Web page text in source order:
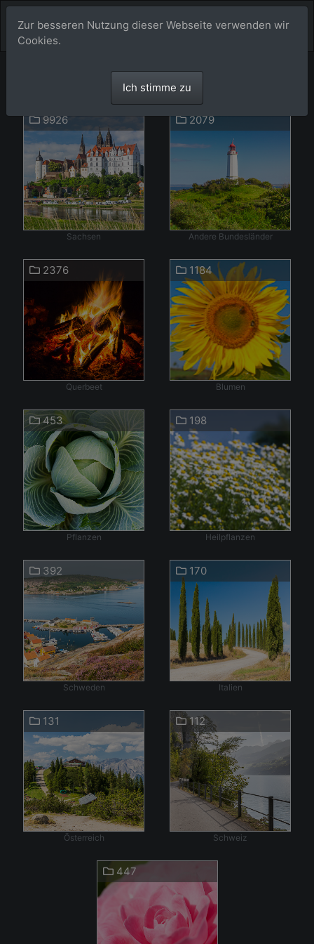
9926
Sachsen
2079
Andere Bundesländer
2376
Querbeet
1184
Blumen
453
Pflanzen
198
Heilpflanzen
392
Schweden
170
Italien
131
Österreich
112
Schweiz
447
Zur besseren Nutzung dieser Webseite verwenden wir
Cookies.
Ich stimme zu